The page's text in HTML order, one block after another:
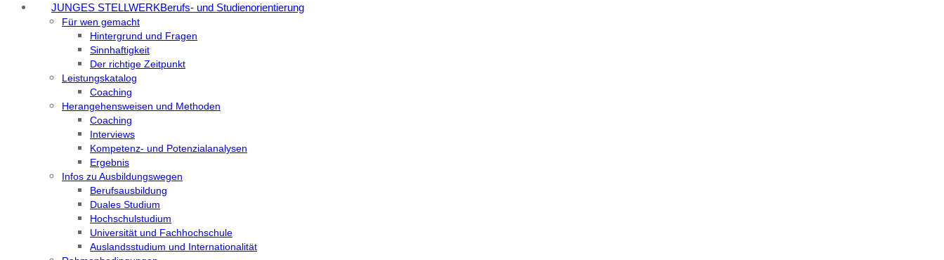
JUNGES STELLWERKBerufs- und Studienorientierung
Für wen gemacht
Hintergrund und Fragen
Sinnhaftigkeit
Der richtige Zeitpunkt
Leistungskatalog
Coaching
Herangehensweisen und Methoden
Coaching
Interviews
Kompetenz- und Potenzialanalysen
Ergebnis
Infos zu Ausbildungswegen
Berufsausbildung
Duales Studium
Hochschulstudium
Universität und Fachhochschule
Auslandsstudium und Internationalität